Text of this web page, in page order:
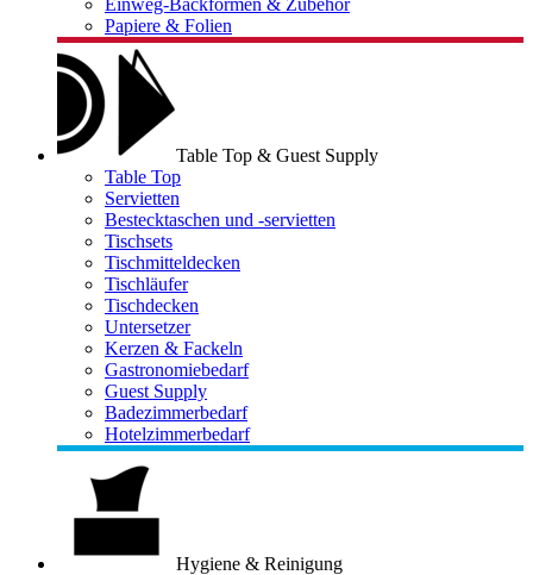
Einweg-Backformen & Zubehör
Papiere & Folien
Table Top & Guest Supply
Table Top
Servietten
Bestecktaschen und -servietten
Tischsets
Tischmitteldecken
Tischläufer
Tischdecken
Untersetzer
Kerzen & Fackeln
Gastronomiebedarf
Guest Supply
Badezimmerbedarf
Hotelzimmerbedarf
Hygiene & Reinigung